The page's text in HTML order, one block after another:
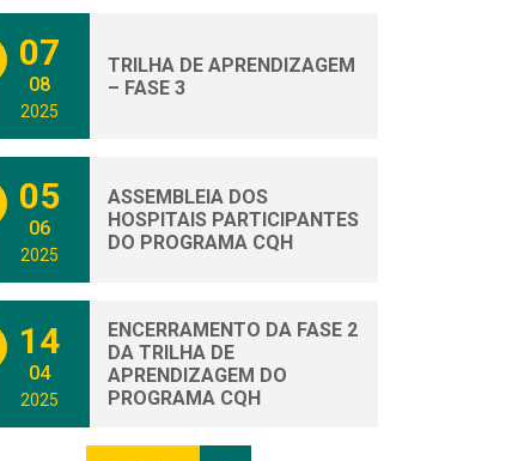
07
08
2025
TRILHA DE APRENDIZAGEM
– FASE 3
05
06
2025
ASSEMBLEIA DOS
HOSPITAIS PARTICIPANTES
DO PROGRAMA CQH
14
04
2025
ENCERRAMENTO DA FASE 2
DA TRILHA DE
APRENDIZAGEM DO
PROGRAMA CQH